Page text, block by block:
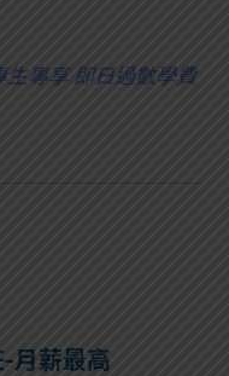
專享 即日過數學費
-月薪最高